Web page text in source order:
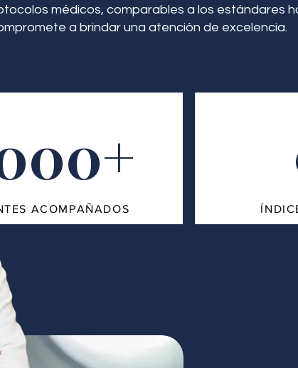
médicos, comparables a los estándares
a brindar una atención de excelencia.
ACOMPAÑADOS